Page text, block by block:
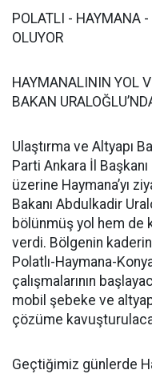
POLATLI - HAYMANA
OLUYOR
HAYMANALININ YOL
BAKAN
Ulaştırma ve Altyapı
Parti Ankara İl Başkanı
üzerine Haymana’yı
Bakanı Abdulkadir
bölünmüş yol hem
verdi. Bölgenin
Polatlı-Haymana-
çalışmalarının
mobil şebeke ve
çözüme
Geçtiğimiz günlerde